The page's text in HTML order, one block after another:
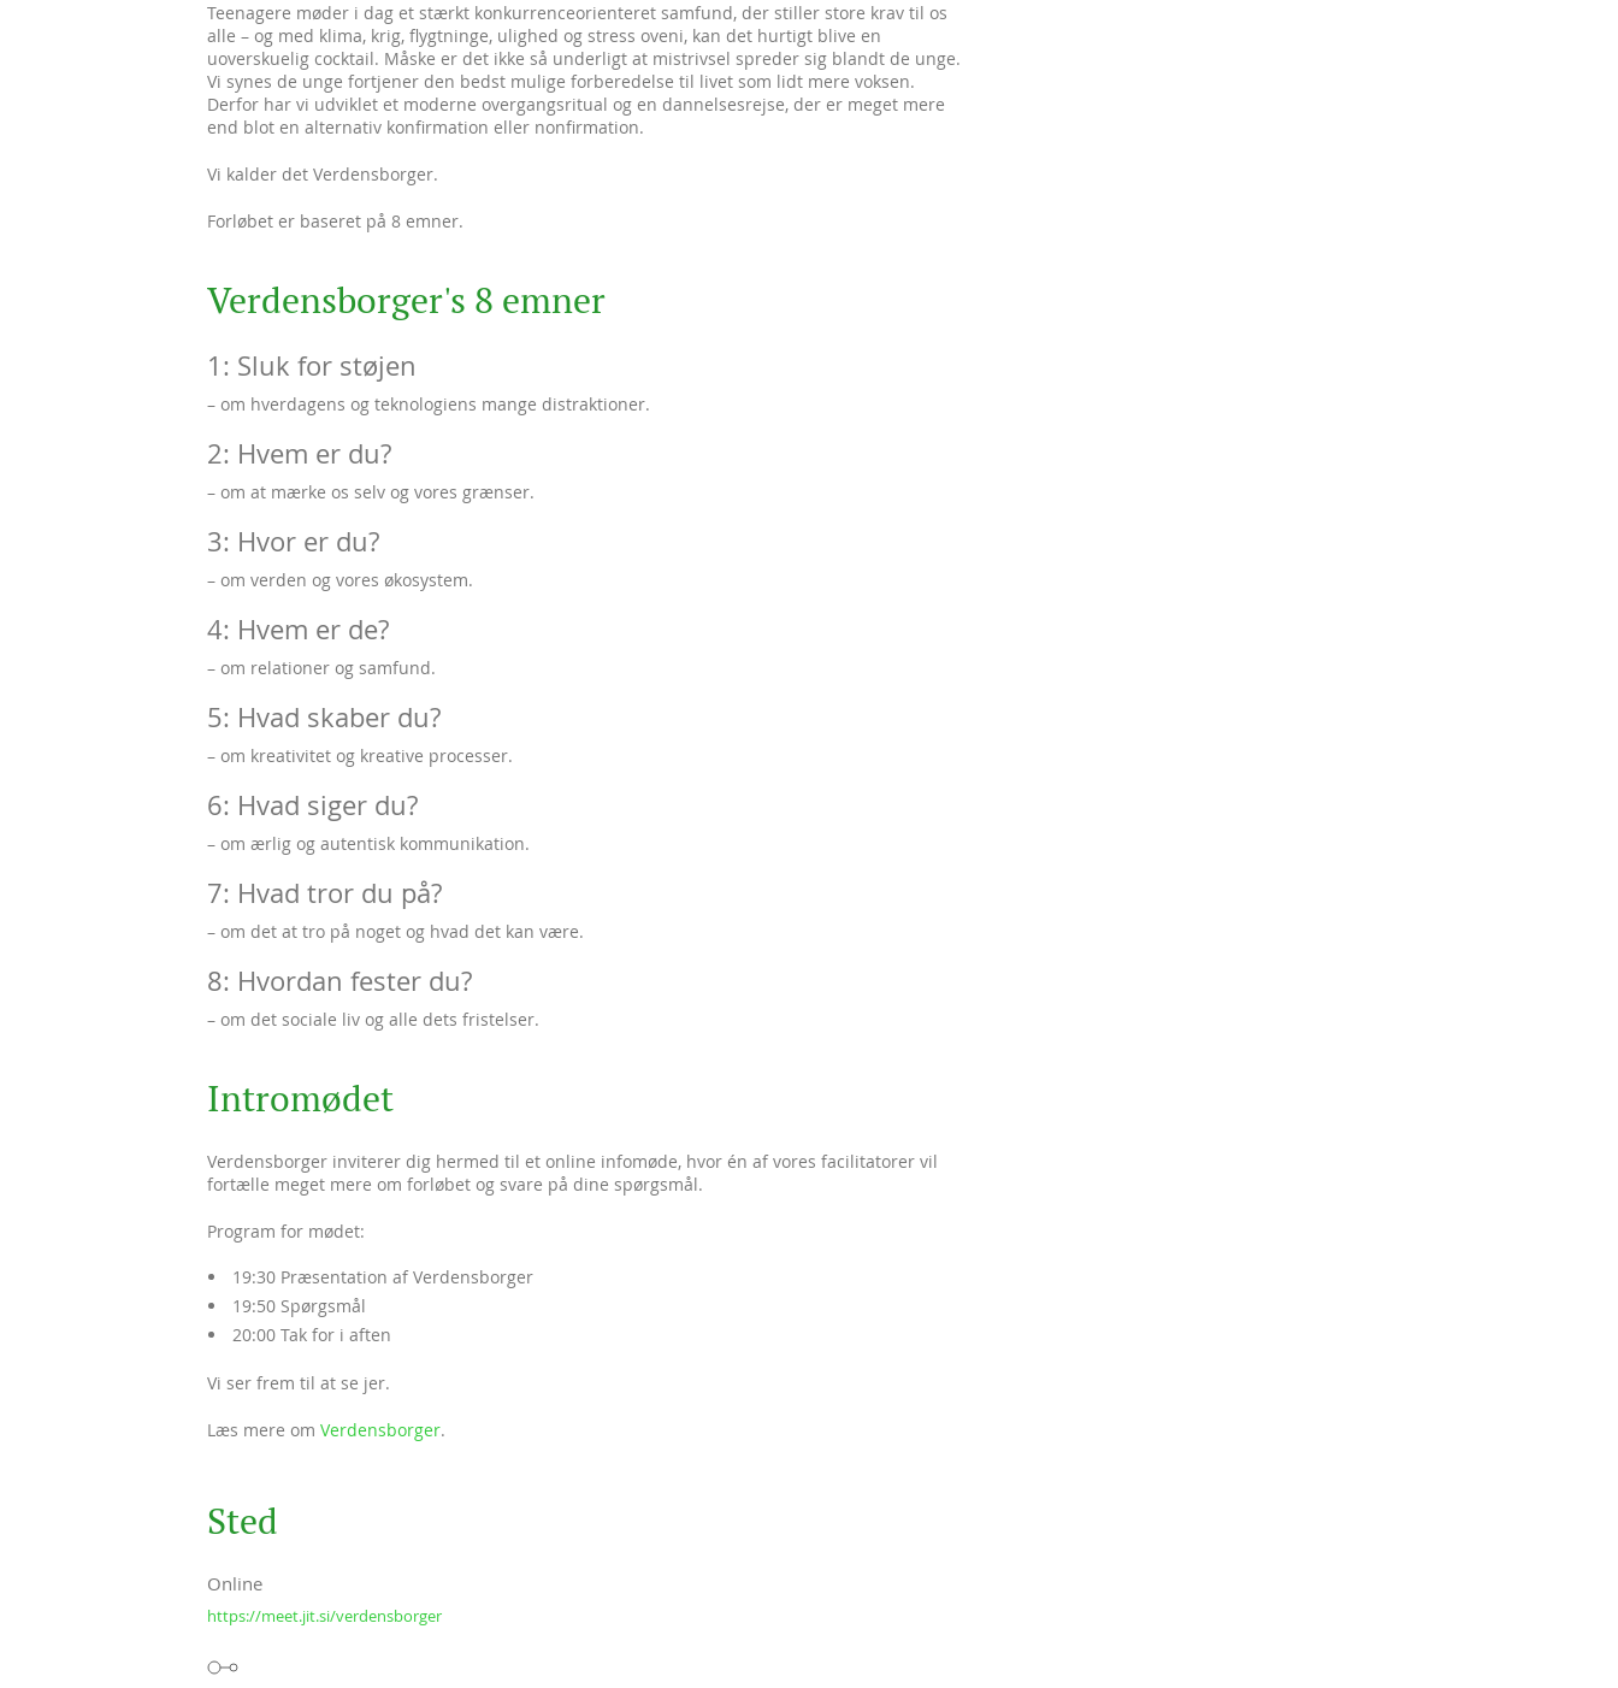
Teenagere møder i dag et stærkt konkurrenceorienteret samfund, der stiller store krav til os
alle – og med klima, krig, flygtninge, ulighed og stress oveni, kan det hurtigt blive en
uoverskuelig cocktail. Måske er det ikke så underligt at mistrivsel spreder sig blandt de unge.
Vi synes de unge fortjener den bedst mulige forberedelse til livet som lidt mere voksen.
Derfor har vi udviklet et moderne overgangsritual og en dannelsesrejse, der er meget mere
end blot en alternativ konfirmation eller nonfirmation.
Vi kalder det Verdensborger.
Forløbet er baseret på 8 emner.
Verdensborger's 8 emner
1: Sluk for støjen
– om hverdagens og teknologiens mange distraktioner.
2: Hvem er du?
– om at mærke os selv og vores grænser.
3: Hvor er du?
– om verden og vores økosystem.
4: Hvem er de?
– om relationer og samfund.
5: Hvad skaber du?
– om kreativitet og kreative processer.
6: Hvad siger du?
– om ærlig og autentisk kommunikation.
7: Hvad tror du på?
– om det at tro på noget og hvad det kan være.
8: Hvordan fester du?
– om det sociale liv og alle dets fristelser.
Intromødet
Verdensborger inviterer dig hermed til et online infomøde, hvor én af vores facilitatorer vil
fortælle meget mere om forløbet og svare på dine spørgsmål.
Program for mødet:
19:30 Præsentation af Verdensborger
19:50 Spørgsmål
20:00 Tak for i aften
Vi ser frem til at se jer.
Læs mere om Verdensborger.
Sted
Online
https://meet.jit.si/verdensborger